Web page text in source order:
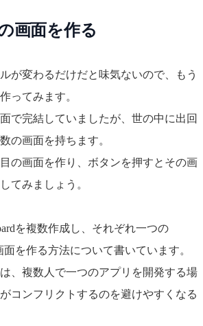
画面を作る
が変わるだけだと味気ないので、もう
ってみます。
で完結していましたが、世の中に出回
の画面を持ちます。
の画面を作り、ボタンを押すとその画
てみましょう。
を複数作成し、それぞれ一つの
面を作る方法について書いています。
、複数人で一つのアプリを開発する場
コンフリクトするのを避けやすくなる